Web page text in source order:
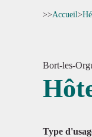
>>Accueil>
Bort-les-
Type